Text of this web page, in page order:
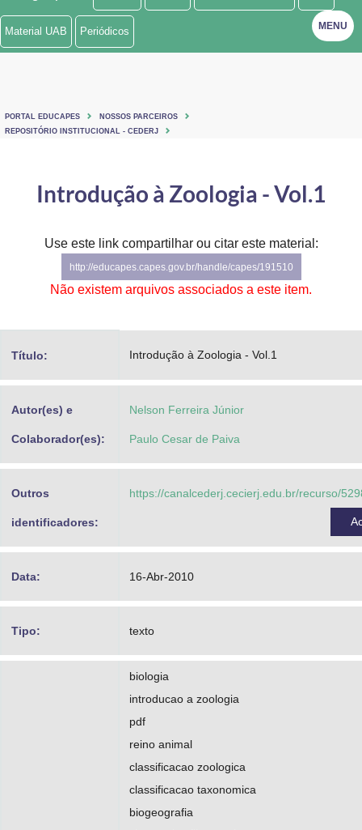
Ministério de Minas e Energia
Ministério do Turismo
Controladoria-Geral da União
Advocacia-Geral da União
Banco Central do Brasil
MENU
Material UAB Periódicos
PORTAL EDUCAPES
NOSSOS PARCEIROS
REPOSITÓRIO INSTITUCIONAL - CEDERJ
Introdução à Zoologia - Vol.1
Use este link compartilhar ou citar este material:
http://educapes.capes.gov.br/handle/capes/191510
Não existem arquivos associados a este item.
Título: Introdução à Zoologia - Vol.1
Autor(es) e
Colaborador(es):
Nelson Ferreira Júnior
Paulo Cesar de Paiva
Outros
identificadores:
https://canalcederj.cecierj.edu.br/recurso/
Data: 16-Abr-2010
Tipo: texto
biologia
introducao a zoologia
pdf
reino animal
classificacao zoologica
classificacao taxonomica
biogeografia